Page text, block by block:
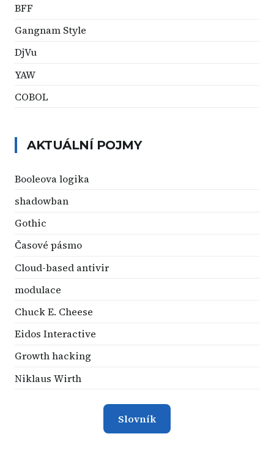
BFF
Gangnam Style
DjVu
YAW
COBOL
AKTUÁLNÍ POJMY
Booleova logika
shadowban
Gothic
Časové pásmo
Cloud-based antivir
modulace
Chuck E. Cheese
Eidos Interactive
Growth hacking
Niklaus Wirth
Slovník